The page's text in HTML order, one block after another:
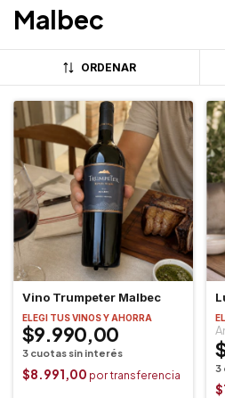
Malbec
ORDENAR
Vino Trumpeter Malbec
ELEGI TUS VINOS Y AHORRA
$9.990,00
$8.991,00